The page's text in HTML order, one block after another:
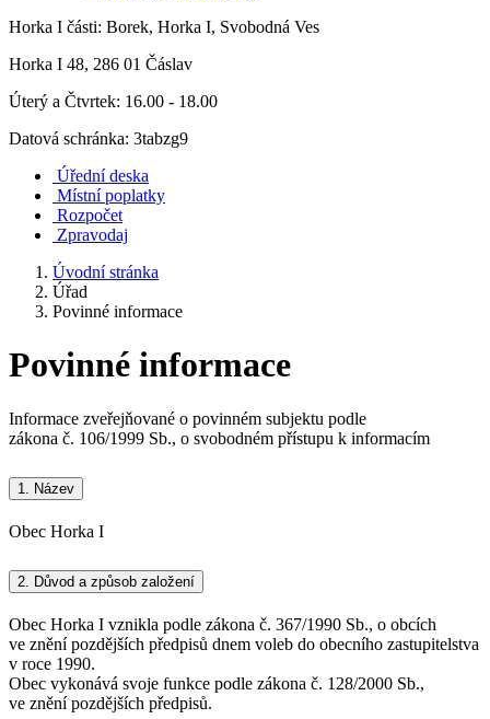
Horka I části: Borek, Horka I, Svobodná Ves
Horka I 48, 286 01 Čáslav
Úterý a Čtvrtek: 16.00 - 18.00
Datová schránka: 3tabzg9
Úřední deska
Místní poplatky
Rozpočet
Zpravodaj
Úvodní stránka
Úřad
Povinné informace
Povinné informace
Informace zveřejňované o povinném subjektu podle
zákona č. 106/1999 Sb., o svobodném přístupu k informacím
1. Název
Obec Horka I
2. Důvod a způsob založení
Obec Horka I vznikla podle zákona č. 367/1990 Sb., o obcích
ve znění pozdějších předpisů dnem voleb do obecního zastupitelstva
v roce 1990.
Obec vykonává svoje funkce podle zákona č. 128/2000 Sb.,
ve znění pozdějších předpisů.